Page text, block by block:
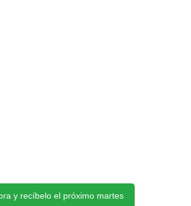
y recíbelo el próximo martes